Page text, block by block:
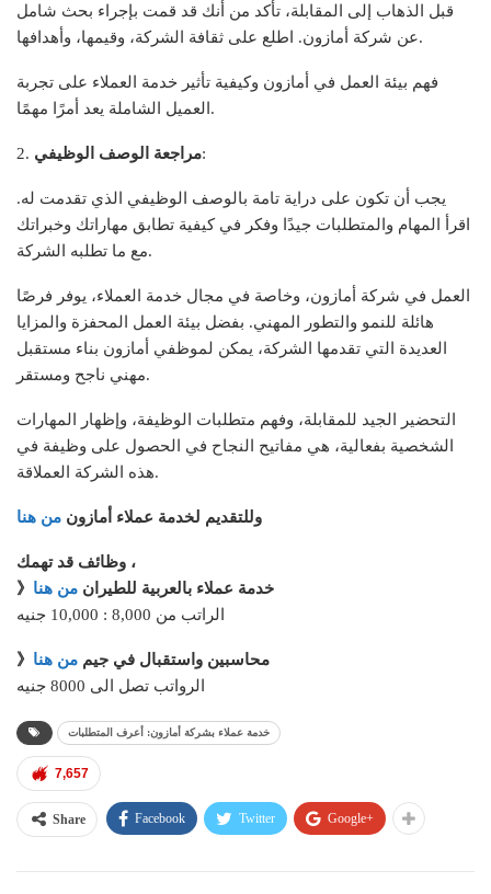
قبل الذهاب إلى المقابلة، تأكد من أنك قد قمت بإجراء بحث شامل
عن شركة أمازون. اطلع على ثقافة الشركة، وقيمها، وأهدافها.
فهم بيئة العمل في أمازون وكيفية تأثير خدمة العملاء على تجربة
العميل الشاملة يعد أمرًا مهمًا.
2. مراجعة الوصف الوظيفي:
يجب أن تكون على دراية تامة بالوصف الوظيفي الذي تقدمت له.
اقرأ المهام والمتطلبات جيدًا وفكر في كيفية تطابق مهاراتك وخبراتك
مع ما تطلبه الشركة.
العمل في شركة أمازون، وخاصة في مجال خدمة العملاء، يوفر فرصًا
هائلة للنمو والتطور المهني. بفضل بيئة العمل المحفزة والمزايا
العديدة التي تقدمها الشركة، يمكن لموظفي أمازون بناء مستقبل
مهني ناجح ومستقر.
التحضير الجيد للمقابلة، وفهم متطلبات الوظيفة، وإظهار المهارات
الشخصية بفعالية، هي مفاتيح النجاح في الحصول على وظيفة في
هذه الشركة العملاقة.
وللتقديم لخدمة عملاء أمازون من هنا
وظائف قد تهمك ،
》خدمة عملاء بالعربية للطيران من هنا
الراتب من 8,000 : 10,000 جنيه
》محاسبين واستقبال في جيم من هنا
الرواتب تصل الى 8000 جنيه
خدمة عملاء بشركة أمازون: أعرف المتطلبات
7,657
Share Facebook Twitter Google+